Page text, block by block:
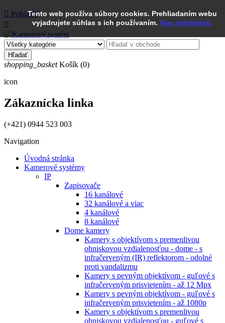
Tento web používa súbory cookies. Prehliadaním webu
vyjadrujete súhlas s ich používaním. Viac informácii.
 Prihlásiť

Hľadať
shopping_basket Košík (0)
icon
Zákaznícka linka
(+421) 0944 523 003
Navigation
Úvodná stránka
Kamerové systémy
IP
Zapisovače
16 kanálové
32 kanálové a viac
4 kanálové
8 kanálové
Dome kamery
Kamery s objektívom s premenlivou
ohniskovou vzdialenosťou - dome - s
infračerveným (IR) reflektorom - odolné
proti vandalizmu
Kamery s pevným objektívom - guľové s
infračerveným prisvietením - až 12 Mpx
Kamery s pevným objektívom - guľové s
infračerveným prisvietením - až 1080p
Kamery s objektívom s premenlivou
ohniskovou vzdialenosťou - guľové s